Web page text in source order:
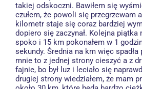
takiej odskoczni. Bawiłem się
czułem, że powoli się przegrzewam
kilometr staje się coraz bardziej
dopiero się zaczynał. Kolejna piątka
spoko i 15 km pokonałem w 1
sekundy. Średnia na km więc spadła
mnie to z jednej strony cieszyć a z
fajnie, bo był luz i leciało się
drugiej strony wiedziałem, że mam